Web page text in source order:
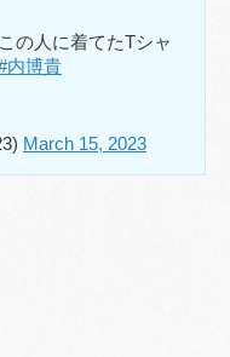
の人に着てたTシャ
内博貴
March 15, 2023